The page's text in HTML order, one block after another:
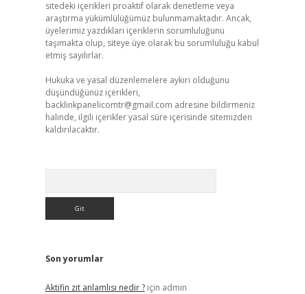
sitedeki içerikleri proaktif olarak denetleme veya
araştırma yükümlülüğümüz bulunmamaktadır. Ancak,
üyelerimiz yazdıkları içeriklerin sorumluluğunu
taşımakta olup, siteye üye olarak bu sorumluluğu kabul
etmiş sayılırlar.
Hukuka ve yasal düzenlemelere aykırı olduğunu
düşündüğünüz içerikleri,
backlinkpanelicomtr@gmail.com adresine bildirmeniz
halinde, ilgili içerikler yasal süre içerisinde sitemizden
kaldırılacaktır.
Son yorumlar
Aktifin zıt anlamlısı nedir ?için admin